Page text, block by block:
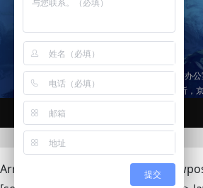
京师律师事务所各境外合作办
律所”）的分所或者关联律所，
Array ( [post_type] => lawyer提交